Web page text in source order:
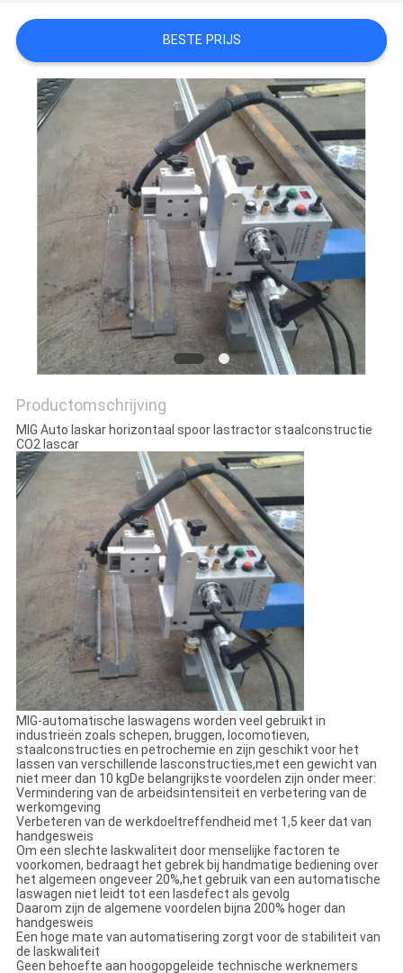
BESTE PRIJS
Productomschrijving
MIG Auto laskar horizontaal spoor lastractor staalconstructie
CO2 lascar
MIG-automatische laswagens worden veel gebruikt in
industrieën zoals schepen, bruggen, locomotieven,
staalconstructies en petrochemie en zijn geschikt voor het
lassen van verschillende lasconstructies,met een gewicht van
niet meer dan 10 kgDe belangrijkste voordelen zijn onder meer:
Vermindering van de arbeidsintensiteit en verbetering van de
werkomgeving
Verbeteren van de werkdoeltreffendheid met 1,5 keer dat van
handgesweis
Om een slechte laskwaliteit door menselijke factoren te
voorkomen, bedraagt het gebrek bij handmatige bediening over
het algemeen ongeveer 20%,het gebruik van een automatische
laswagen niet leidt tot een lasdefect als gevolg
Daarom zijn de algemene voordelen bijna 200% hoger dan
handgesweis
Een hoge mate van automatisering zorgt voor de stabiliteit van
de laskwaliteit
Geen behoefte aan hoogopgeleide technische werknemers